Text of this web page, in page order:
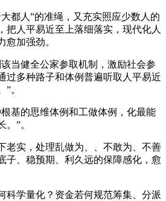
人”的准绳，又充实照应少数人的
把人平易近至上落细落实，现代化人
愈加强劲。
健全公家参取机制，激励社会参
过多种路子和体例普遍听取人平易近
。
的思维体例和工做体例，化最能
”。
实，处理乱做为、、不敢为、不善
子、稳预期、利久远的保障感化，愈
学量化？资金若何规范筹集、分派